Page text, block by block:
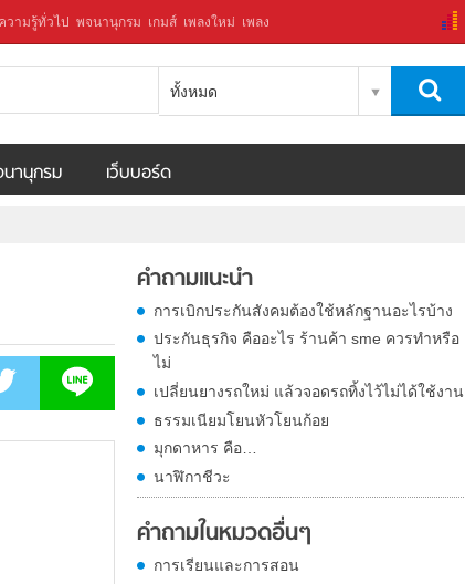
ความรู้ทั่วไป พจนานุกรม เกมส์ เพลงใหม่ เพลง
ทั้งหมด
านุกรม เว็บบอร์ด
คำถามแนะนำ
การเบิกประกันสังคมต้องใช้หลักฐานอะไรบ้าง
ประกันธุรกิจ คืออะไร ร้านค้า sme ควรทำหรือ
ไม่
เปลี่ยนยางรถใหม่ แล้วจอดรถทิ้งไว้ไม่ได้ใช้งาน
ธรรมเนียมโยนหัวโยนก้อย
มุกดาหาร คือ…
นาฬิกาชีวะ
คำถามในหมวดอื่นๆ
การเรียนและการสอน